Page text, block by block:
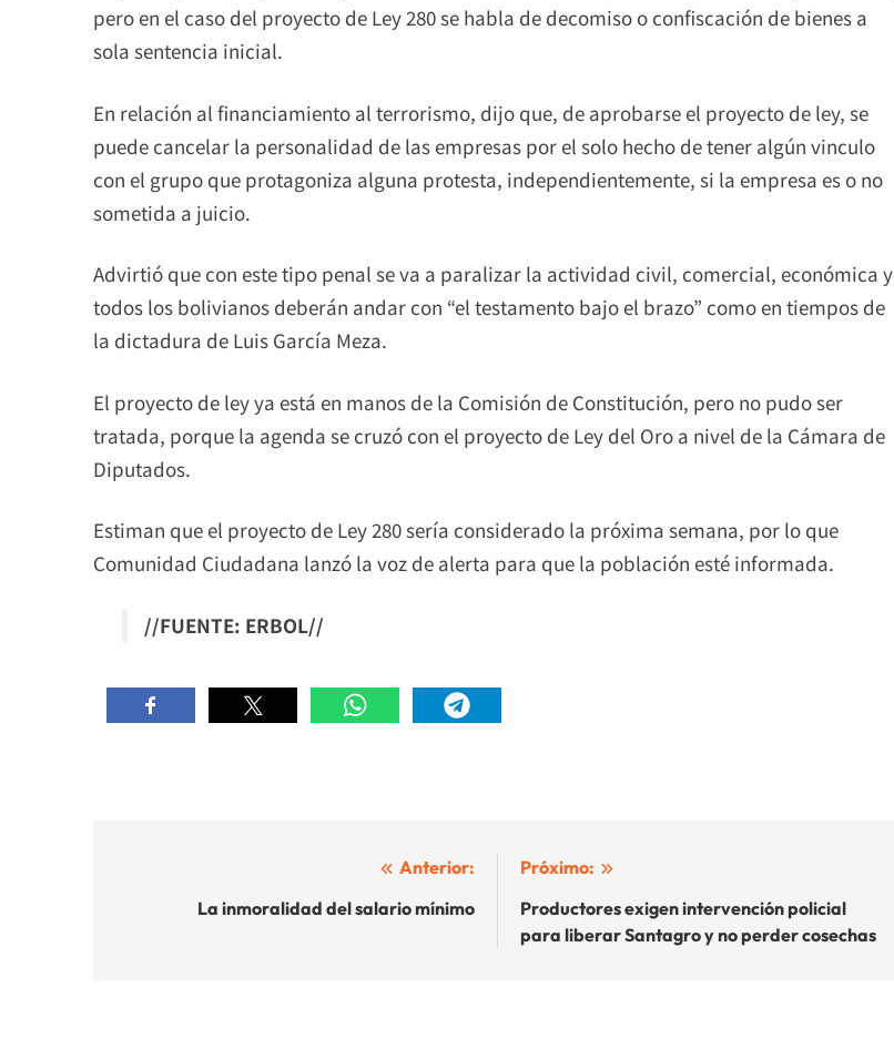
pero en el caso del proyecto de Ley 280 se habla de decomiso o confiscación de bienes a
sola sentencia inicial.
En relación al financiamiento al terrorismo, dijo que, de aprobarse el proyecto de ley, se
puede cancelar la personalidad de las empresas por el solo hecho de tener algún vinculo
con el grupo que protagoniza alguna protesta, independientemente, si la empresa es o no
sometida a juicio.
Advirtió que con este tipo penal se va a paralizar la actividad civil, comercial, económica y
todos los bolivianos deberán andar con “el testamento bajo el brazo” como en tiempos de
la dictadura de Luis García Meza.
El proyecto de ley ya está en manos de la Comisión de Constitución, pero no pudo ser
tratada, porque la agenda se cruzó con el proyecto de Ley del Oro a nivel de la Cámara de
Diputados.
Estiman que el proyecto de Ley 280 sería considerado la próxima semana, por lo que
Comunidad Ciudadana lanzó la voz de alerta para que la población esté informada.
//FUENTE: ERBOL//
Anterior:
La inmoralidad del salario mínimo
Próximo:
Productores exigen intervención policial
para liberar Santagro y no perder cosechas